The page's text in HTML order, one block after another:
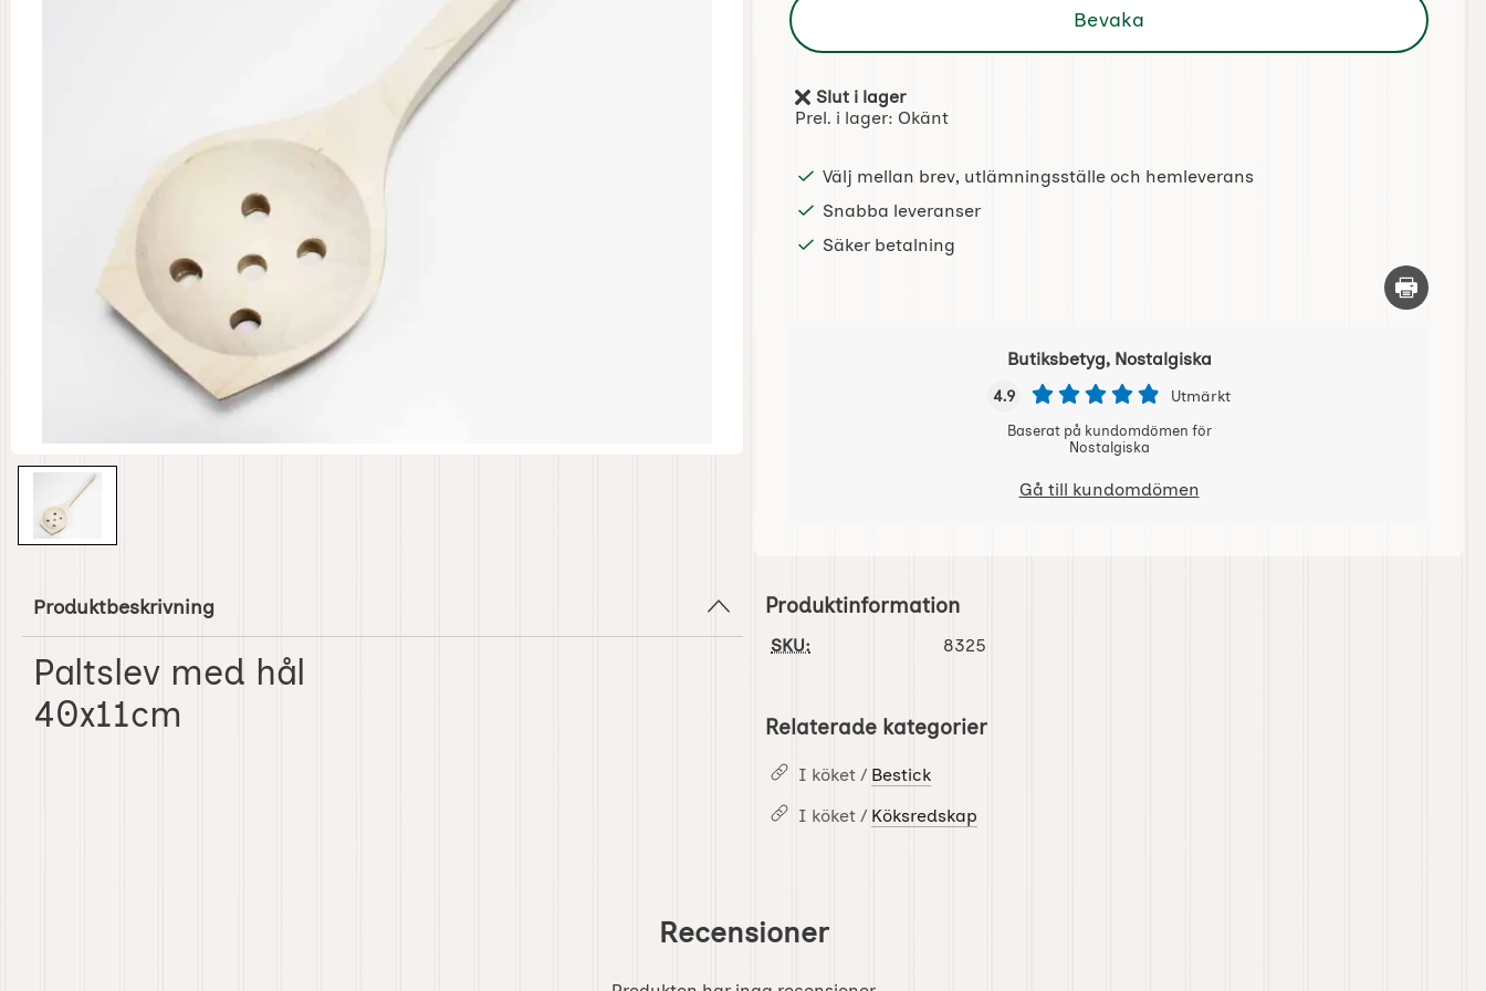
Bevaka
Tillgänglighet:
Slut i lager
Prel. i lager: Okänt
Välj mellan brev, utlämningsställe och hemleverans
Snabba leveranser
Säker betalning
Skriv ut
Butiksbetyg, Nostalgiska
4.9 Utmärkt
Baserat på kundomdömen för
Nostalgiska
Gå till kundomdömen
Produktbeskrivning
Paltslev med hål
40x11cm
Produktinformation
SKU: 8325
Relaterade kategorier
I köket / Bestick
I köket / Köksredskap
Recensioner